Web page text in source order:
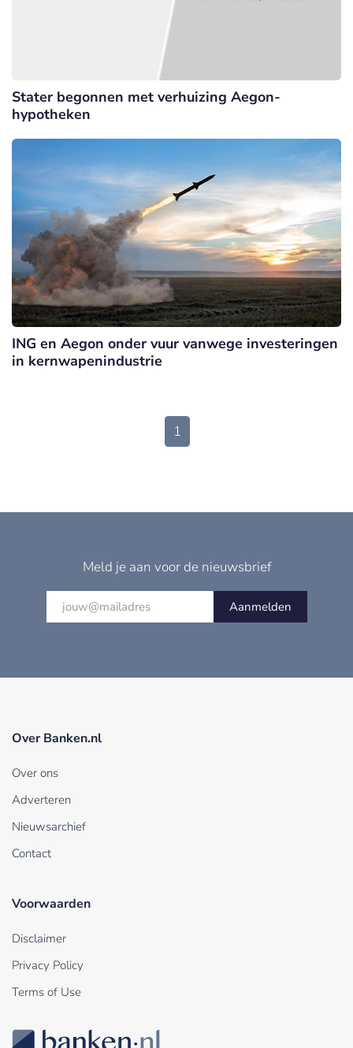
Stater begonnen met verhuizing Aegon-
hypotheken
ING en Aegon onder vuur vanwege investeringen
in kernwapenindustrie
1
Meld je aan voor de nieuwsbrief
Aanmelden
Over Banken.nl
Over ons
Adverteren
Nieuwsarchief
Contact
Voorwaarden
Disclaimer
Privacy Policy
Terms of Use